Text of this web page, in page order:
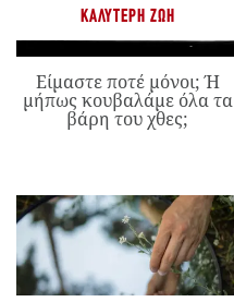
ΚΑΛΎΤΕΡΗ ΖΩΉ
Είμαστε ποτέ μόνοι; Ή
μήπως κουβαλάμε όλα τα
βάρη του χθες;